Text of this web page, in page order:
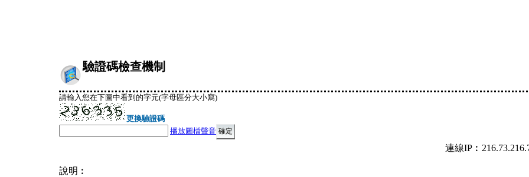
驗證碼檢查機制
請輸入您在下圖中看到的字元(字母區分大小寫)
更換驗證碼
播放圖檔聲音
連線
說明︰